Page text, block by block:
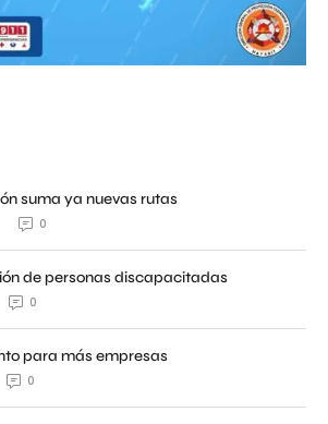
suma ya nuevas rutas
0
de personas discapacitadas
0
para más empresas
0